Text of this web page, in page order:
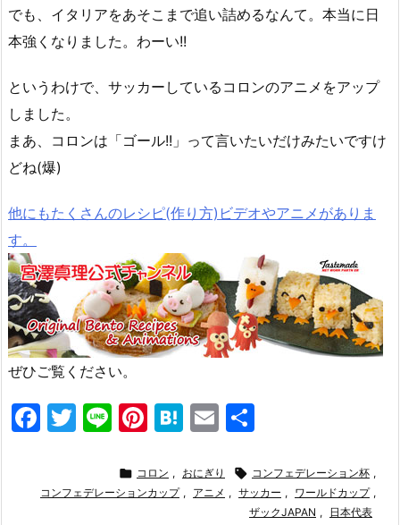
でも、イタリアをあそこまで追い詰めるなんて。本当に日
本強くなりました。わーい!!
というわけで、サッカーしているコロンのアニメをアップ
しました。
まあ、コロンは「ゴール!!」って言いたいだけみたいですけ
どね(爆)
他にもたくさんのレシピ(作り方)ビデオやアニメがありま
す。
ぜひご覧ください。
F
e
T
er
Li
e
Pi
er
e
H
e
n
E
ai
l
 コロン , おにぎり  コンフェデレーション杯 ,
コンフェデレーションカップ , アニメ , サッカー , ワールドカップ ,
ザックJAPAN , 日本代表